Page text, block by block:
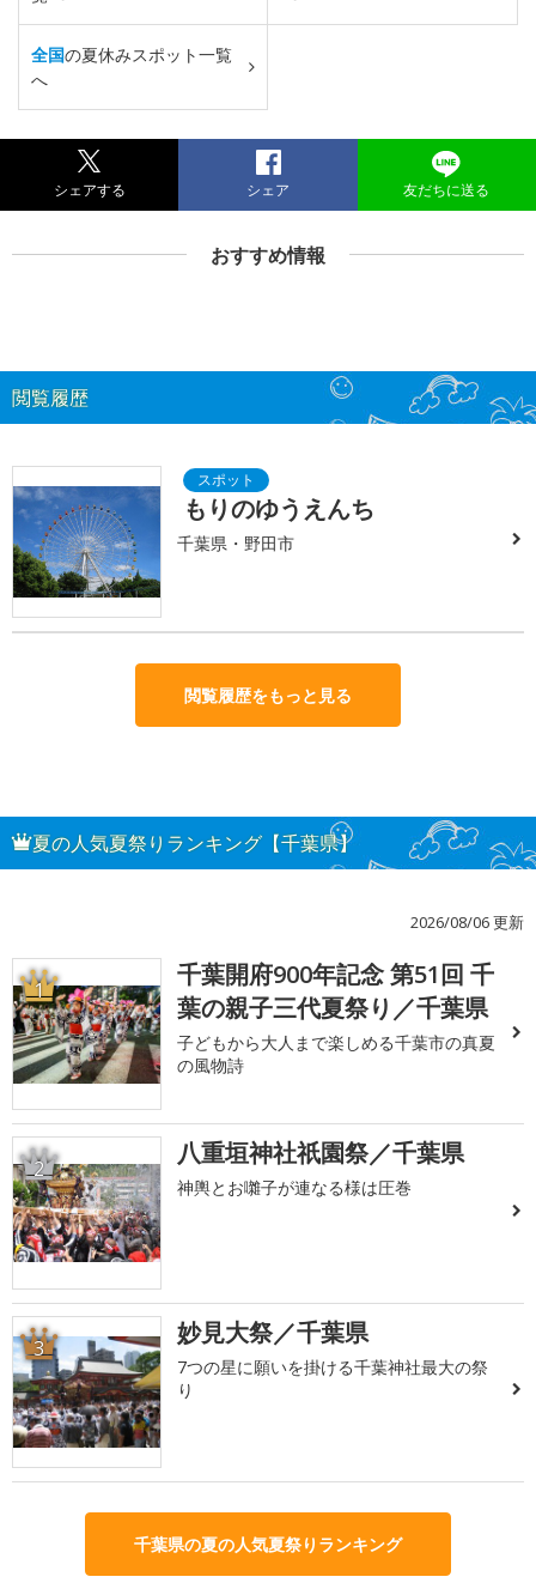
全国の夏休みスポット一覧
へ
シェアする シェア 友だちに送る
おすすめ情報
閲覧履歴
もりのゆうえんち
千葉県・野田市
閲覧履歴をもっと見る
夏の人気夏祭りランキング【千葉県】
2026/08/06 更新
1
千葉開府900年記念 第51回 千
葉の親子三代夏祭り／千葉県
子どもから大人まで楽しめる千葉市の真夏
の風物詩
2 八重垣神社祇園祭／千葉県
神輿とお囃子が連なる様は圧巻
3 妙見大祭／千葉県
7つの星に願いを掛ける千葉神社最大の祭
り
千葉県の夏の人気夏祭りランキング